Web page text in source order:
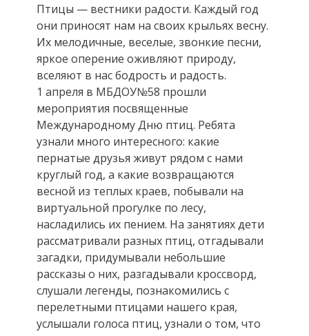
Птицы — вестники радости. Каждый год
они приносят нам на своих крыльях весну.
Их мелодичные, веселые, звонкие песни,
яркое оперение оживляют природу,
вселяют в нас бодрость и радость.
1 апреля в МБДОУ№58 прошли
мероприятия посвященные
Международному Дню птиц. Ребята
узнали много интересного: какие
пернатые друзья живут рядом с нами
круглый год, а какие возвращаются
весной из теплых краев, побывали на
виртуальной прогулке по лесу,
насладились их пением. На занятиях дети
рассматривали разных птиц, отгадывали
загадки, придумывали небольшие
рассказы о них, разгадывали кроссворд,
слушали легенды, познакомились с
перелетными птицами нашего края,
услышали голоса птиц, узнали о том, что